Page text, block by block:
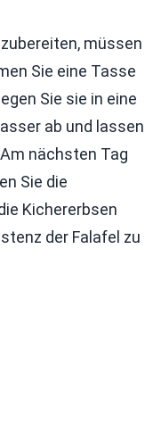
müssen
Sie eine Tasse
Sie sie in eine
ab und lassen
nächsten Tag
Sie die
Kichererbsen
der Falafel zu